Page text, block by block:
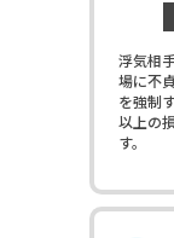
浮気相
場に不
を強制
以上の
す。